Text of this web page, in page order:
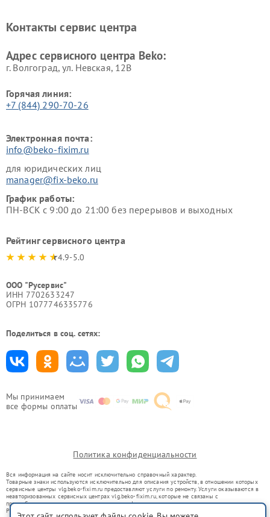
Мы принимаем
все формы оплаты
Ремонт холодильников Beko Ремонт морозильных камер
Контакты сервис центра
Адрес сервисного центра Beko:
г. Волгоград, ул. Невская, 12В
Горячая линия:
+7 (844) 290-70-26
Электронная почта:
info@beko-fixim.ru
для юридических лиц
manager@fix-beko.ru
График работы:
ПН-ВСК с 9:00 до 21:00 без перерывов и выходных
Рейтинг сервисного центра
4.9-5.0
ООО "Русервис"
ИНН 7702633247
ОГРН 1077746335776
Поделиться в соц. сетях:
Политика конфиденциальности
Вся информация на сайте носит исключительно справочный характер.
Товарные знаки используются исключительно для описания устройств, в отношении которых
сервисные центры vlg.beko-fixim.ru предоставляют услуги по ремонту. Услуги оказываются в
неавторизованных сервисных центрах vlg.beko-fixim.ru, которые не связаны с
правообладателями товарных знаков или их официальными представителями.
Ремонт осуществляется для устройств, уже введенных в гражданский оборот в соответствии